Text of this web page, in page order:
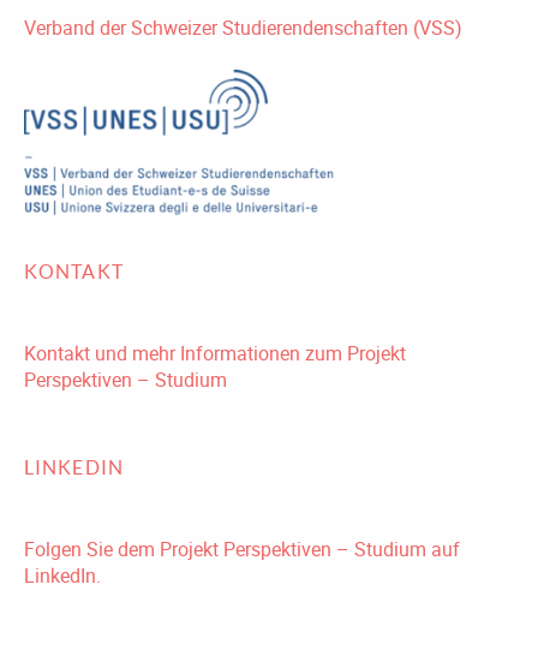
Verband der Schweizer Studierendenschaften (VSS)
KONTAKT
Kontakt und mehr Informationen zum Projekt
Perspektiven – Studium
LINKEDIN
Folgen Sie dem Projekt Perspektiven – Studium auf
LinkedIn.